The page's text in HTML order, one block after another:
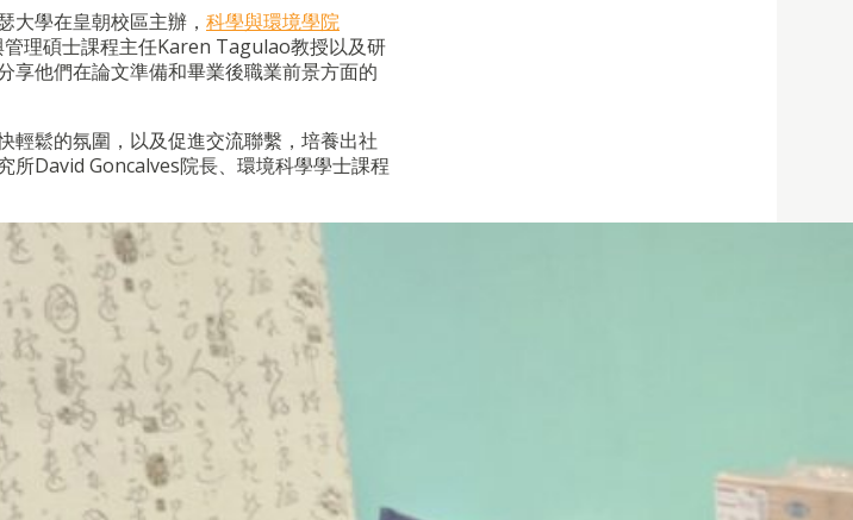
大學在皇朝校區主辦， 科學與環境學院
理碩士課程主任Karen Tagulao教授以及研
享他們在論文準備和畢業後職業前景方面的
輕鬆的氛圍，以及促進交流聯繫，培養出社
所David Goncalves院長、環境科學學士課程